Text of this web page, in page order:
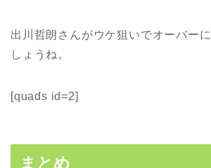
出川哲朗さんがウケ狙いでオーバー
しょうね。
[quads id=2]
まとめ